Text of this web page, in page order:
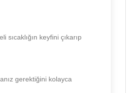
keyfini çıkarıp
gerektiğini kolayca